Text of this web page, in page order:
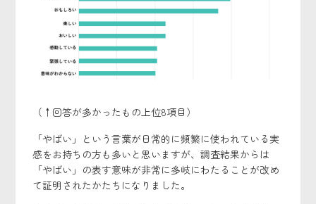
（↑回答が多かったもの上位8項目）
「やばい」という言葉が日常的に頻繁に使われている実
感をお持ちの方も多いと思いますが、調査結果からは
「やばい」の表す意味が非常に多岐にわたることが改め
て証明されたかたちになりました。